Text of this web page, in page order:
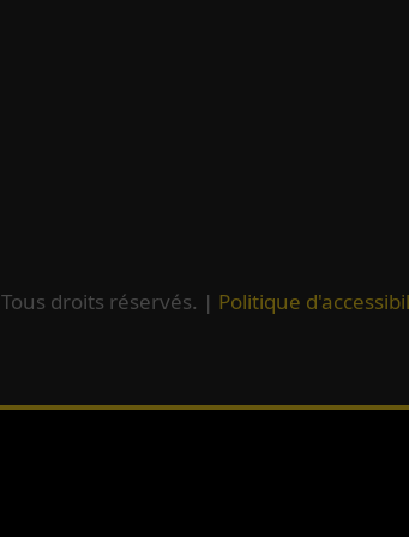
Tous droits réservés. | Politique